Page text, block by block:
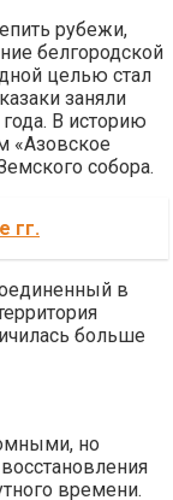
рубежи,
белгородской
целью стал
заняли
В историю
«Азовское
собора.
гг.
в
больше
но
времени.